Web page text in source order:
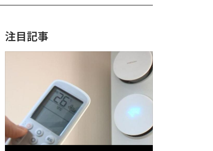
注目記事